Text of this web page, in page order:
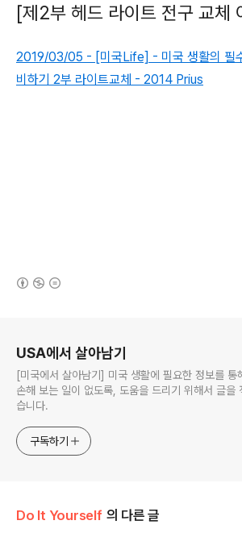
[제2부 헤드 라이트 전구 교체
2019/03/05 - [미국Life] - 미국 생활의 필
비하기 2부 라이트교체 - 2014 Prius
USA에서 살아남기
[미국에서 살아남기] 미국 생활에 필요한 정보를 통해, 몰라서
손해 보는 일이 없도록, 도움을 드리기 위해서 글을
습니다.
구독하기
Do It Yourself 의 다른 글